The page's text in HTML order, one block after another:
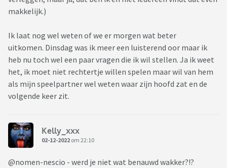
makkelijk.)
Ik laat nog wel weten of we er morgen wat beter
uitkomen. Dinsdag was ik meer een luisterend oor maar ik
heb nu toch wel een paar vragen die ik wil stellen. Ja ik weet
het, ik moet niet rechtertje willen spelen maar wil van hem
als mijn speelpartner wel weten waar zijn hoofd zat en de
volgende keer zit.
Kelly_xxx
02-12-2022 om 22:10
@nomen-nescio - werd je niet wat benauwd wakker?!?